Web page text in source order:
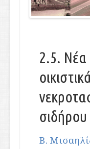
2.5. Νέα
σιδήρου
Β.